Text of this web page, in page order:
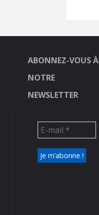
ABONNEZ-VOUS À
NOTRE
NEWSLETTER